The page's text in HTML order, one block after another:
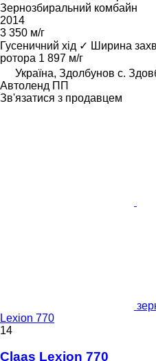
Зернозбиральний комбайн
2014
3 350 м/г
Гусеничний хід ✓ Ширина
ротора 1 897 м/г
Україна, Здолбунов с.
Автоленд ПП
Зв'язатися з продавцем
Lexion 770
14
Claas Lexion 770